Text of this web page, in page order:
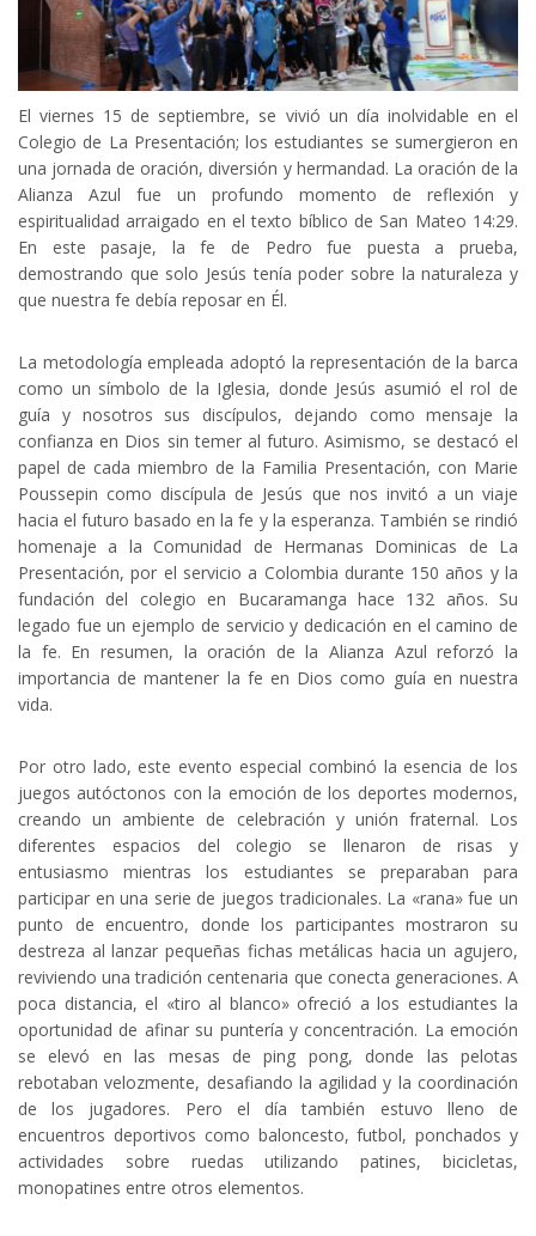
El viernes 15 de septiembre, se vivió un día inolvidable en el
Colegio de La Presentación; los estudiantes se sumergieron en
una jornada de oración, diversión y hermandad. La oración de la
Alianza Azul fue un profundo momento de reflexión y
espiritualidad arraigado en el texto bíblico de San Mateo 14:29.
En este pasaje, la fe de Pedro fue puesta a prueba,
demostrando que solo Jesús tenía poder sobre la naturaleza y
que nuestra fe debía reposar en Él.
La metodología empleada adoptó la representación de la barca
como un símbolo de la Iglesia, donde Jesús asumió el rol de
guía y nosotros sus discípulos, dejando como mensaje la
confianza en Dios sin temer al futuro. Asimismo, se destacó el
papel de cada miembro de la Familia Presentación, con Marie
Poussepin como discípula de Jesús que nos invitó a un viaje
hacia el futuro basado en la fe y la esperanza. También se rindió
homenaje a la Comunidad de Hermanas Dominicas de La
Presentación, por el servicio a Colombia durante 150 años y la
fundación del colegio en Bucaramanga hace 132 años. Su
legado fue un ejemplo de servicio y dedicación en el camino de
la fe. En resumen, la oración de la Alianza Azul reforzó la
importancia de mantener la fe en Dios como guía en nuestra
vida.
Por otro lado, este evento especial combinó la esencia de los
juegos autóctonos con la emoción de los deportes modernos,
creando un ambiente de celebración y unión fraternal. Los
diferentes espacios del colegio se llenaron de risas y
entusiasmo mientras los estudiantes se preparaban para
participar en una serie de juegos tradicionales. La «rana» fue un
punto de encuentro, donde los participantes mostraron su
destreza al lanzar pequeñas fichas metálicas hacia un agujero,
reviviendo una tradición centenaria que conecta generaciones. A
poca distancia, el «tiro al blanco» ofreció a los estudiantes la
oportunidad de afinar su puntería y concentración. La emoción
se elevó en las mesas de ping pong, donde las pelotas
rebotaban velozmente, desafiando la agilidad y la coordinación
de los jugadores. Pero el día también estuvo lleno de
encuentros deportivos como baloncesto, futbol, ponchados y
actividades sobre ruedas utilizando patines, bicicletas,
monopatines entre otros elementos.